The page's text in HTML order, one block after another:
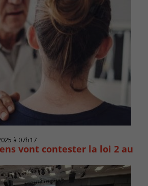
à 07h17
vont contester la loi 2 au